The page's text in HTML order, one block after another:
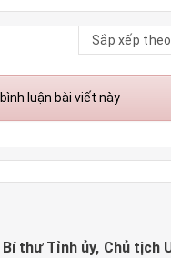
luận bài viết này
thư Tỉnh ủy, Chủ tịch